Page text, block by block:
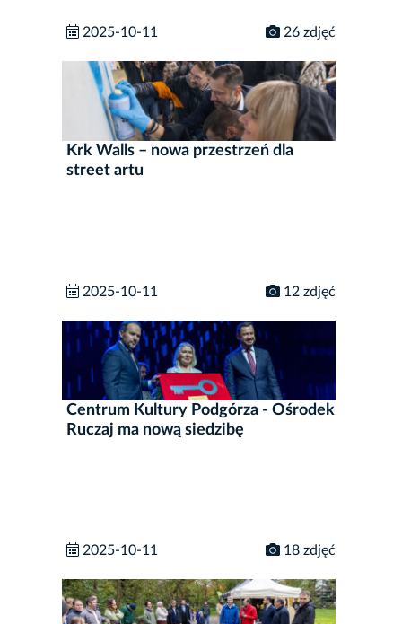
2025-10-11 26 zdjęć
Krk Walls – nowa przestrzeń dla
street artu
2025-10-11 12 zdjęć
Centrum Kultury Podgórza - Ośrodek
Ruczaj ma nową siedzibę
2025-10-11 18 zdjęć